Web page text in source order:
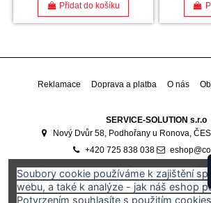
Přidat do košíku
Reklamace Doprava a platba O nás
SERVICE-SOLUTION s.r.o
Nový Dvůr 58, Podhořany u Ronova,
+420 725 838 038
Developed byAli Software
Soubory cookie používáme k zajištění
webu, a také k analýze - jak náš eshop
Potvrzením souhlasíte s použitím